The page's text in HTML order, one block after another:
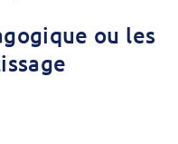
ou les